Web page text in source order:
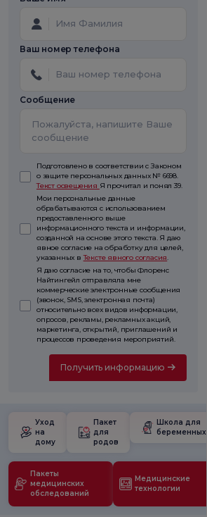
Ваш номер телефона
Сообщение
Подготовлено в соответствии с Законом
о защите персональных данных № 6698.
Текст освещения Я прочитал и понял 39.
Мои персональные данные
обрабатываются с использованием
предоставленного выше
информационного текста и информации,
созданной на основе этого текста. Я даю
явное согласие на обработку для целей,
указанных вТексте явного согласия
Я даю согласие на то, чтобы Флоренс
Найтингейл отправляла мне
коммерческие электронные сообщения
(звонок, SMS, электронная почта)
относительно всех видов информации,
опросов, рекламы, рекламных акций,
маркетинга, открытий, приглашений и
процессов проведения мероприятий.
Получить информацию
Уход
на
дому
Пакет
для
родов
Школа для
беременных
Пакеты
медицинских
обследований
Медицинские
технологии